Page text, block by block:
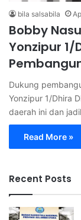
bila salsabila
Bobby
Yonzipur
Dukung
Yonzipur 1/Dhira
daerah ini dan
Read More »
Recent Posts